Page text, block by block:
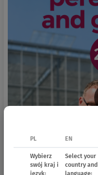
PL EN
Wybierz
swój kraj i
język:
Select your
country and
language: